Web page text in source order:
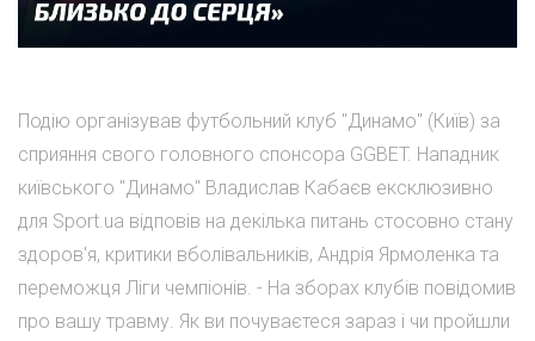
Подію організував футбольний клуб "Динамо" (Київ) за
сприяння свого головного спонсора GGBET. Нападник
київського "Динамо" Владислав Кабаєв ексклюзивно
для Sport.ua відповів на декілька питань стосовно стану
здоров'я, критики вболівальників, Андрія Ярмоленка та
переможця Ліги чемпіонів. - На зборах клубів повідомив
про вашу травму. Як ви почуваєтеся зараз і чи пройшли